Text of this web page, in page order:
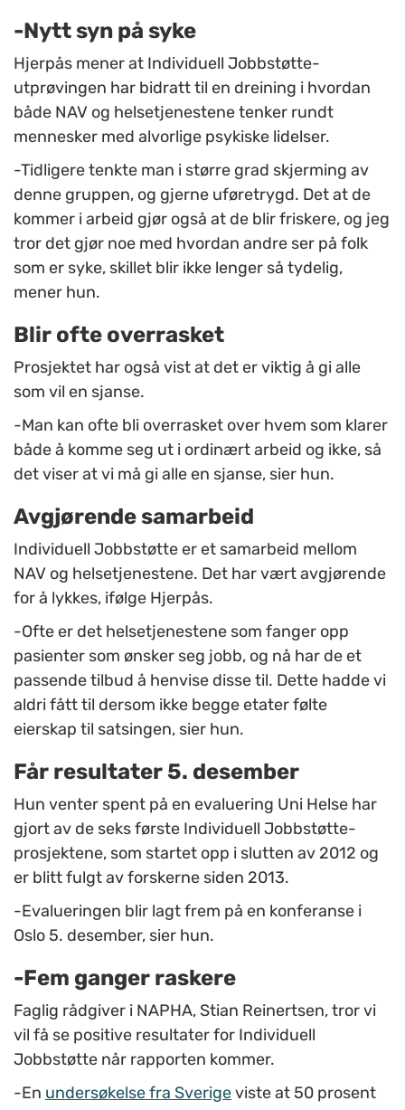
-Nytt syn på syke
Hjerpås mener at Individuell Jobbstøtte-
utprøvingen har bidratt til en dreining i hvordan
både NAV og helsetjenestene tenker rundt
mennesker med alvorlige psykiske lidelser.
-Tidligere tenkte man i større grad skjerming av
denne gruppen, og gjerne uføretrygd. Det at de
kommer i arbeid gjør også at de blir friskere, og jeg
tror det gjør noe med hvordan andre ser på folk
som er syke, skillet blir ikke lenger så tydelig,
mener hun.
Blir ofte overrasket
Prosjektet har også vist at det er viktig å gi alle
som vil en sjanse.
-Man kan ofte bli overrasket over hvem som klarer
både å komme seg ut i ordinært arbeid og ikke, så
det viser at vi må gi alle en sjanse, sier hun.
Avgjørende samarbeid
Individuell Jobbstøtte er et samarbeid mellom
NAV og helsetjenestene. Det har vært avgjørende
for å lykkes, ifølge Hjerpås.
-Ofte er det helsetjenestene som fanger opp
pasienter som ønsker seg jobb, og nå har de et
passende tilbud å henvise disse til. Dette hadde vi
aldri fått til dersom ikke begge etater følte
eierskap til satsingen, sier hun.
Får resultater 5. desember
Hun venter spent på en evaluering Uni Helse har
gjort av de seks første Individuell Jobbstøtte-
prosjektene, som startet opp i slutten av 2012 og
er blitt fulgt av forskerne siden 2013.
-Evalueringen blir lagt frem på en konferanse i
Oslo 5. desember, sier hun.
-Fem ganger raskere
Faglig rådgiver i NAPHA, Stian Reinertsen, tror vi
vil få se positive resultater for Individuell
Jobbstøtte når rapporten kommer.
-En undersøkelse fra Sverigeviste at 50 prosent